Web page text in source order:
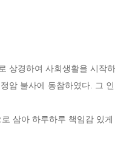
상경하여 사회생활을 시작
암 불사에 동참하였다. 그
삼아 하루하루 책임감 있